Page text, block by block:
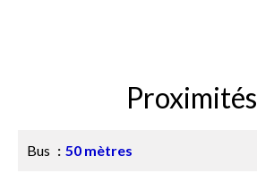
Proximités
Bus 50 mètres